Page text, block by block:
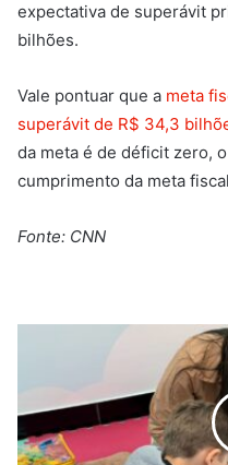
expectativa de superávit
bilhões.
Vale pontuar que a meta
superávit de R$ 34,3
da meta é de déficit zero,
cumprimento da meta
Fonte: CNN